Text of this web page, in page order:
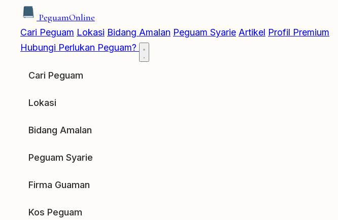
PeguamOnline
Cari Peguam Lokasi Bidang Amalan Peguam Syarie Artikel Profil Premium
Hubungi Perlukan Peguam?
Cari Peguam
Lokasi
Bidang Amalan
Peguam Syarie
Firma Guaman
Kos Peguam